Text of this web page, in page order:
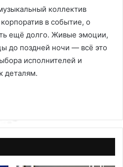
коллектив
в событие, о
ещё долго. Живые эмоции,
до поздней ночи — всё это
исполнителей и
деталям.